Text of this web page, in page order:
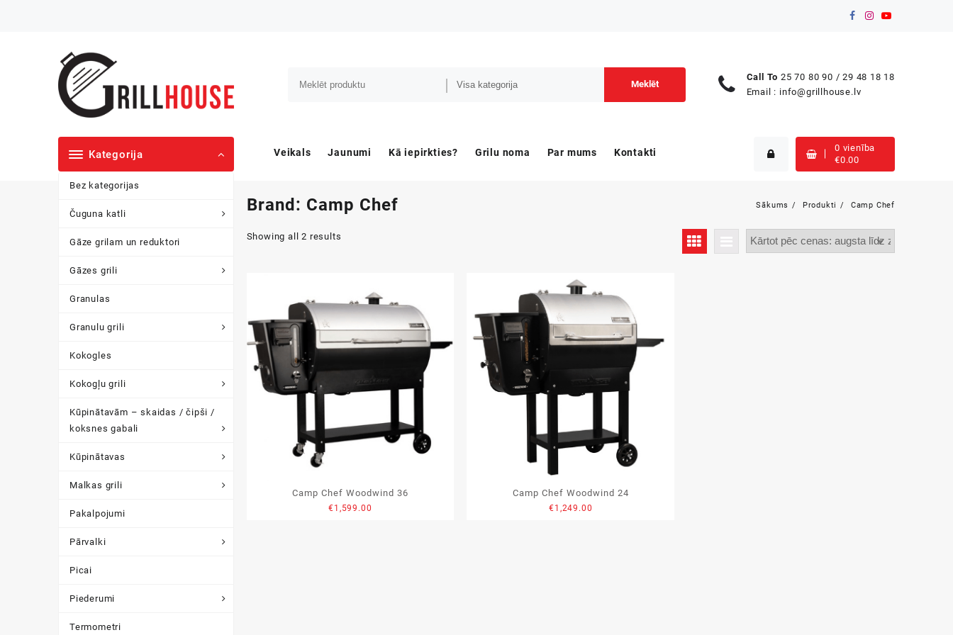
Meklēt
Call To 25 70 80 90 / 29 48 18 18
Email : info@grillhouse.lv
Kategorija
Bez kategorijas
Čuguna katli
Gāze grilam un reduktori
Gāzes grili
Granulas
Granulu grili
Kokogles
Kokogļu grili
Kūpinātavām – skaidas / čipši /
koksnes gabali
Kūpinātavas
Malkas grili
Pakalpojumi
Pārvalki
Picai
Piederumi
Termometri
Veikals Jaunumi Kā iepirkties? Grilu noma Par mums Kontakti
0 vienība
€0.00
Brand: Camp Chef Sākums Produkti Camp Chef
Showing all 2 results
low
Camp Chef Woodwind 36
€ 1,599.00
Camp Chef Woodwind 24
€ 1,249.00